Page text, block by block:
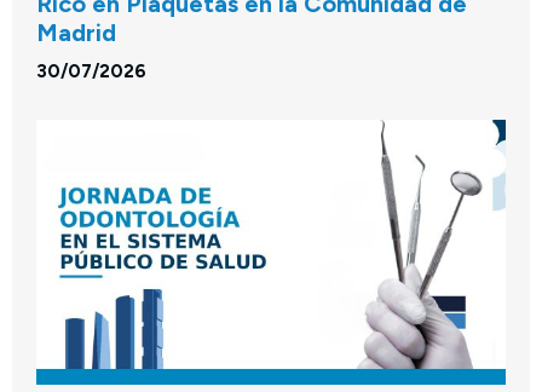
Madrid
30/07/2026